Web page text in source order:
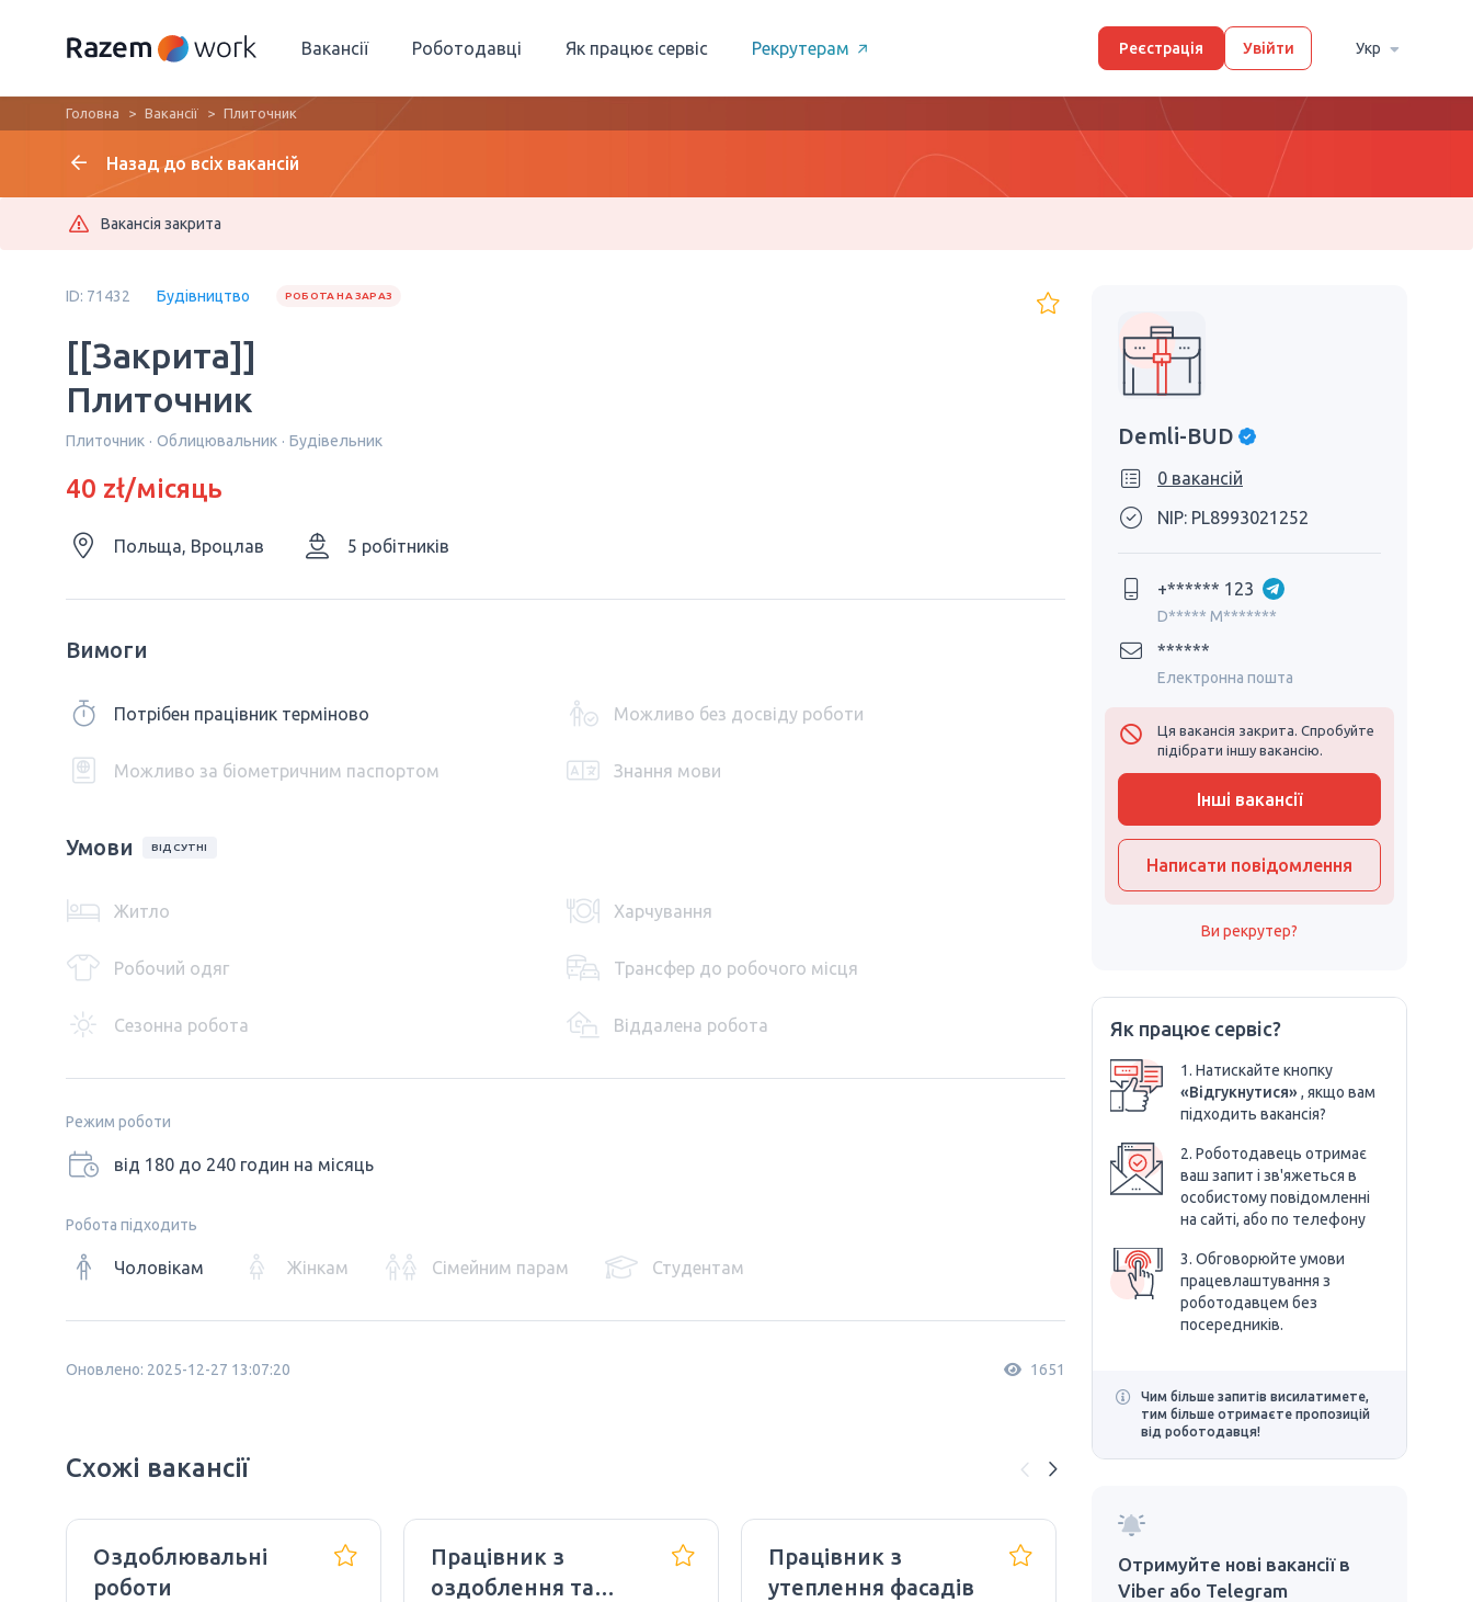
Вакансії Роботодавці Як працює сервіс Рекрутерам Реєстрація Увійти Укр
Головна Вакансії Плиточник
Назад до всіх вакансій
Вакансія закрита
ID: 71432 Будівництво РОБОТА НА ЗАРАЗ
[[Закрита]]
Плиточник
Плиточник Облицювальник Будівельник
40 zł/місяць
Польща, Вроцлав 5 робітників
Вимоги
Потрібен працівник терміново Можливо без досвіду роботи
Можливо за біометричним паспортом Знання мови
Умови ВІДСУТНІ
Житло Харчування
Робочий одяг Трансфер до робочого місця
Сезонна робота Віддалена робота
Режим роботи
від 180 до 240 годин на місяць
Робота підходить
Чоловікам Жінкам Сімейним парам Студентам
Оновлено: 2025-12-27 13:07:20 1651
Схожі вакансії
Оздоблювальні
роботи
Працівник з
оздоблення та
Працівник з
утеплення фасадів
Загальне
будівництво
Demli-BUD
0 вакансій
NIP: PL8993021252
+****** 123
D***** M*******
******
Електронна пошта
Ця вакансія закрита. Спробуйте
підібрати іншу вакансію.
Інші вакансії
Написати повідомлення
Ви рекрутер?
Як працює сервіс?
1. Натискайте кнопку
«Відгукнутися», якщо вам
підходить вакансія?
2. Роботодавець отримає
ваш запит і зв'яжеться в
особистому повідомленні
на сайті, або по телефону
3. Обговорюйте умови
працевлаштування з
роботодавцем без
посередників.
Чим більше запитів висилатимете,
тим більше отримаєте пропозицій
від роботодавця!
Отримуйте нові вакансії в
Viber або Telegram